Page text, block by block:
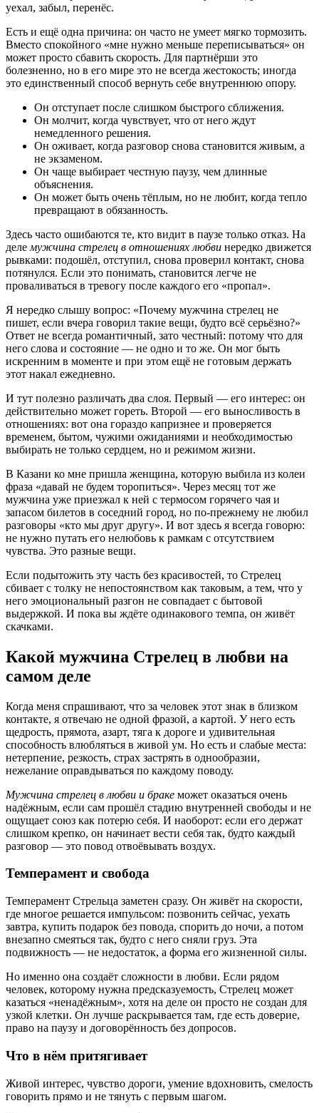
уехал, забыл, перенёс.
Есть и ещё одна причина: он часто не умеет мягко тормозить.
Вместо спокойного «мне нужно меньше переписываться» он
может просто сбавить скорость. Для партнёрши это
болезненно, но в его мире это не всегда жестокость; иногда
это единственный способ вернуть себе внутреннюю опору.
Он отступает после слишком быстрого сближения.
Он молчит, когда чувствует, что от него ждут
немедленного решения.
Он оживает, когда разговор снова становится живым, а
не экзаменом.
Он чаще выбирает честную паузу, чем длинные
объяснения.
Он может быть очень тёплым, но не любит, когда тепло
превращают в обязанность.
Здесь часто ошибаются те, кто видит в паузе только отказ. На
деле мужчина стрелец в отношениях любви нередко движется
рывками: подошёл, отступил, снова проверил контакт, снова
потянулся. Если это понимать, становится легче не
проваливаться в тревогу после каждого его «пропал».
Я нередко слышу вопрос: «Почему мужчина стрелец не
пишет, если вчера говорил такие вещи, будто всё серьёзно?»
Ответ не всегда романтичный, зато честный: потому что для
него слова и состояние — не одно и то же. Он мог быть
искренним в моменте и при этом ещё не готовым держать
этот накал ежедневно.
И тут полезно различать два слоя. Первый — его интерес: он
действительно может гореть. Второй — его выносливость в
отношениях: вот она гораздо капризнее и проверяется
временем, бытом, чужими ожиданиями и необходимостью
выбирать не только сердцем, но и режимом жизни.
В Казани ко мне пришла женщина, которую выбила из колеи
фраза «давай не будем торопиться». Через месяц тот же
мужчина уже приезжал к ней с термосом горячего чая и
запасом билетов в соседний город, но по-прежнему не любил
разговоры «кто мы друг другу». И вот здесь я всегда говорю:
не нужно путать его нелюбовь к рамкам с отсутствием
чувства. Это разные вещи.
Если подытожить эту часть без красивостей, то Стрелец
сбивает с толку не непостоянством как таковым, а тем, что у
него эмоциональный разгон не совпадает с бытовой
выдержкой. И пока вы ждёте одинакового темпа, он живёт
скачками.
Какой мужчина Стрелец в любви на
самом деле
Когда меня спрашивают, что за человек этот знак в близком
контакте, я отвечаю не одной фразой, а картой. У него есть
щедрость, прямота, азарт, тяга к дороге и удивительная
способность влюбляться в живой ум. Но есть и слабые места:
нетерпение, резкость, страх застрять в однообразии,
нежелание оправдываться по каждому поводу.
Мужчина стрелец в любви и браке может оказаться очень
надёжным, если сам прошёл стадию внутренней свободы и не
ощущает союз как потерю себя. И наоборот: если его держат
слишком крепко, он начинает вести себя так, будто каждый
разговор — это повод отвоёвывать воздух.
Темперамент и свобода
Темперамент Стрельца заметен сразу. Он живёт на скорости,
где многое решается импульсом: позвонить сейчас, уехать
завтра, купить подарок без повода, спорить до ночи, а потом
внезапно смеяться так, будто с него сняли груз. Эта
подвижность — не недостаток, а форма его жизненной силы.
Но именно она создаёт сложности в любви. Если рядом
человек, которому нужна предсказуемость, Стрелец может
казаться «ненадёжным», хотя на деле он просто не создан для
узкой клетки. Он лучше раскрывается там, где есть доверие,
право на паузу и договорённость без допросов.
Что в нём притягивает
Живой интерес, чувство дороги, умение вдохновить, смелость
говорить прямо и не тянуть с первым шагом.